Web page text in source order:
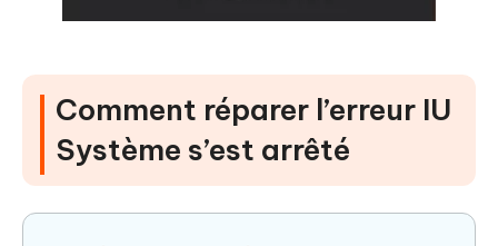
Comment réparer l’erreur IU
Système s’est arrêté